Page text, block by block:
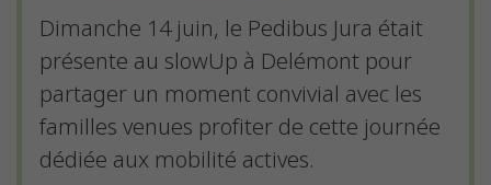
Dimanche 14 juin, le Pedibus Jura était
présente au slowUp à Delémont pour
partager un moment convivial avec les
familles venues profiter de cette journée
dédiée aux mobilité actives.